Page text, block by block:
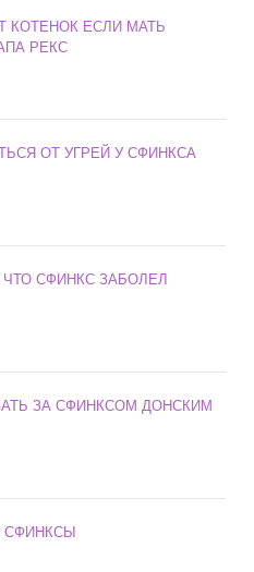
КОТЕНОК ЕСЛИ МАТЬ
РЕКС
ОТ УГРЕЙ У СФИНКСА
СФИНКС ЗАБОЛЕЛ
ЗА СФИНКСОМ ДОНСКИМ
СФИНКСЫ